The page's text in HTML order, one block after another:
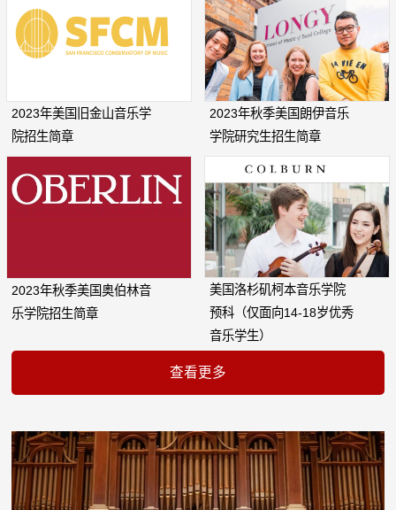
2023年美国旧金山音乐学
院招生简章
2023年秋季美国朗伊音乐
学院研究生招生简章
2023年秋季美国奥伯林音
乐学院招生简章
美国洛杉矶柯本音乐学院
预科（仅面向14-18岁优秀
音乐学生）